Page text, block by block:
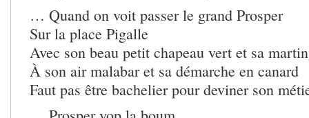
… Quand on voit passer le grand Prosper
Sur la place Pigalle
Avec son beau petit chapeau vert et sa
À son air malabar et sa démarche en canard
Faut pas être bachelier pour deviner son